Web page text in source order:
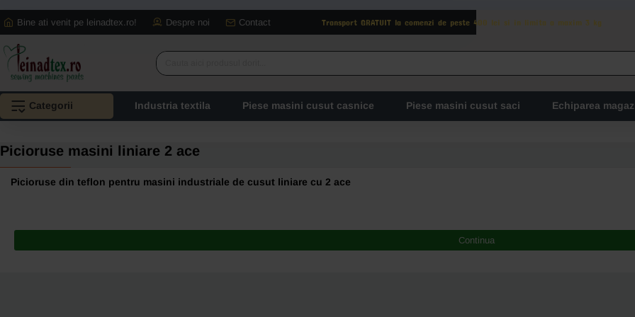
Bine ati venit pe leinadtex.ro! Despre noi Contact Transport GRATUIT la comenzi de peste 400 lei si in limita a maxim 3 kg
Cauta
dorit...
Categorii Industria textila Piese masini cusut casnice Piese masini cusut saci Echiparea
Picioruse masini liniare 2 ace
Picioruse din teflon pentru masini industriale de cusut liniare cu 2 ace
Continua